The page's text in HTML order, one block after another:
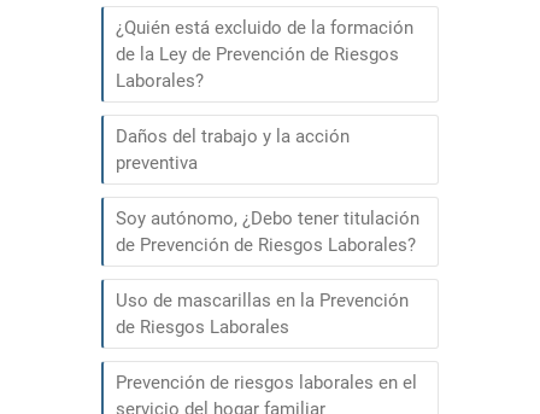
¿Quién está excluido de la formación
de la Ley de Prevención de Riesgos
Laborales?
Daños del trabajo y la acción
preventiva
Soy autónomo, ¿Debo tener titulación
de Prevención de Riesgos Laborales?
Uso de mascarillas en la Prevención
de Riesgos Laborales
Prevención de riesgos laborales en el
servicio del hogar familiar